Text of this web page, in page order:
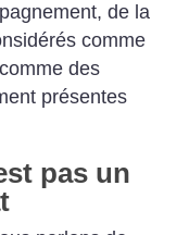
de la
comme
des
présentes
pas un